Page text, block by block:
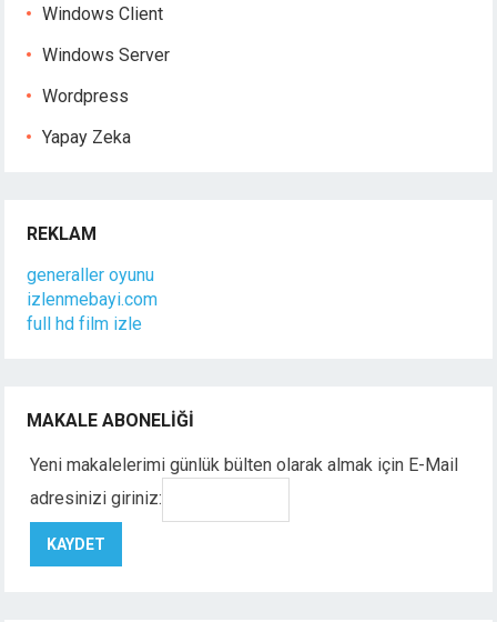
Windows Client
Windows Server
Wordpress
Yapay Zeka
REKLAM
generaller oyunu
izlenmebayi.com
full hd film izle
MAKALE ABONELIĞI
Yeni makalelerimi günlük bülten olarak almak için E-Mail
adresinizi giriniz: